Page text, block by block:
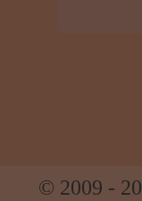
© 2009 -